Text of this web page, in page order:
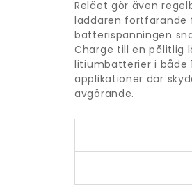
Reläet gör även
laddaren fortfarande
batterispänningen
Charge till en pålitlig
litiumbatterier i både
applikationer där
avgörande.